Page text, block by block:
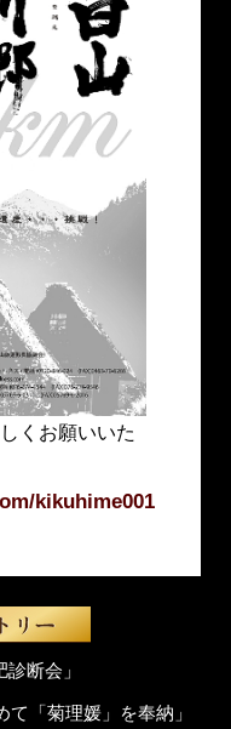
くお願いいた
kikuhime001
断会」
「菊理媛」を奉納」